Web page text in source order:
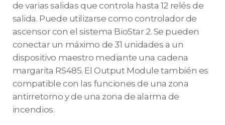
de varias salidas que controla hasta 12 relés de
salida. Puede utilizarse como controlador de
ascensor con el sistema BioStar 2. Se pueden
conectar un máximo de 31 unidades a un
dispositivo maestro mediante una cadena
margarita RS485. El Output Module también es
compatible con las funciones de una zona
antirretorno y de una zona de alarma de
incendios.